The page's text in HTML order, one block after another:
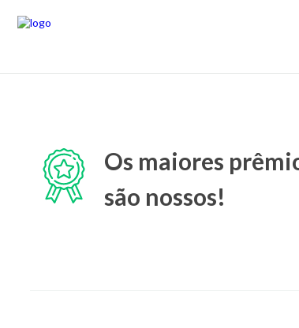
Os maiores
são nossos!